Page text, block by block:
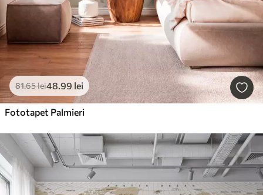
81.65lei48.99 lei
Fototapet Palmieri